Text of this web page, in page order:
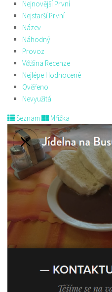
Nejnovější První
Nejstarší První
Název
Náhodný
Provoz
Většina Recenze
Nejlépe Hodnocené
Ověřeno
Nevyužitá
Seznam Mřížka